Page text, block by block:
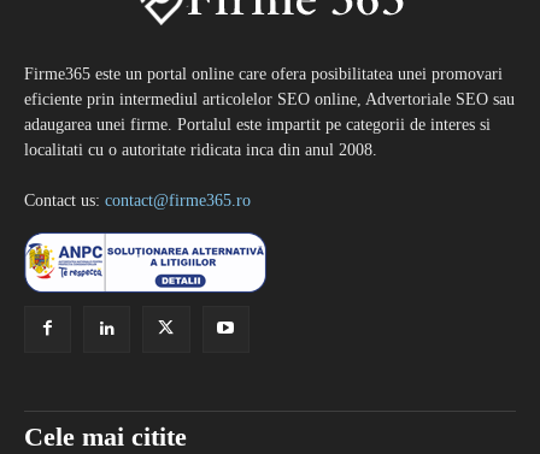
Firme365 este un portal online care ofera posibilitatea unei promovari
eficiente prin intermediul articolelor SEO online, Advertoriale SEO sau
adaugarea unei firme. Portalul este impartit pe categorii de interes si
localitati cu o autoritate ridicata inca din anul 2008.
Contact us: contact@firme365.ro
Cele mai citite